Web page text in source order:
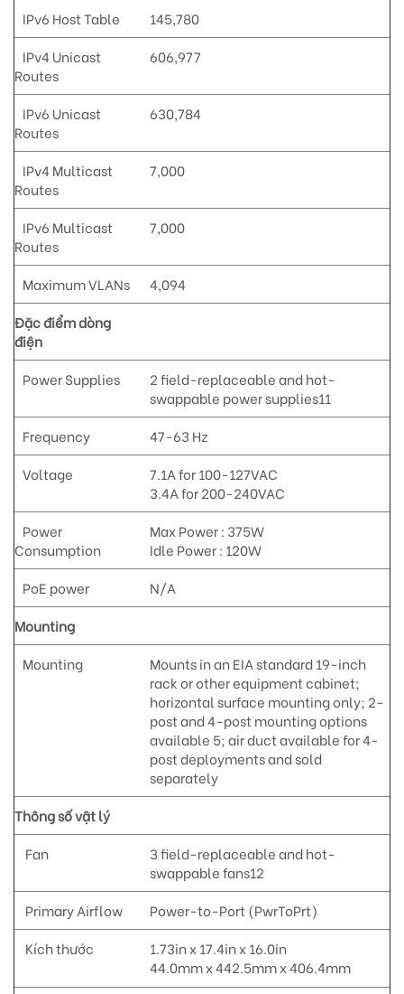
IPv6 Host Table
145,780
IPv4 Unicast
Routes
606,977
IPv6 Unicast
Routes
630,784
IPv4 Multicast
Routes
7,000
IPv6 Multicast
Routes
7,000
Maximum VLANs
4,094
Đặc điểm dòng
điện
Power Supplies
2 field-replaceable and hot-
swappable power supplies11
Frequency
47-63 Hz
Voltage
7.1A for 100-127VAC
3.4A for 200-240VAC
Power
Consumption
Max Power : 375W
Idle Power : 120W
PoE power
N/A
Mounting
Mounting
Mounts in an EIA standard 19-inch
rack or other equipment cabinet;
horizontal surface mounting only; 2-
post and 4-post mounting options
available 5; air duct available for 4-
post deployments and sold
separately
Thông số vật lý
Fan
3 field-replaceable and hot-
swappable fans12
Primary Airflow
Power-to-Port (PwrToPrt)
Kích thước
1.73in x 17.4in x 16.0in
44.0mm x 442.5mm x 406.4mm